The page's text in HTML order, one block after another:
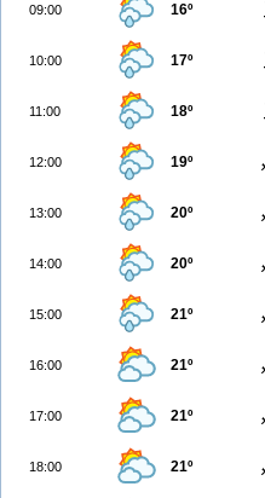
09:00 16º
10:00 17º
11:00 18º
12:00 19º
13:00 20º
14:00 20º
15:00 21º
16:00 21º
17:00 21º
18:00 21º